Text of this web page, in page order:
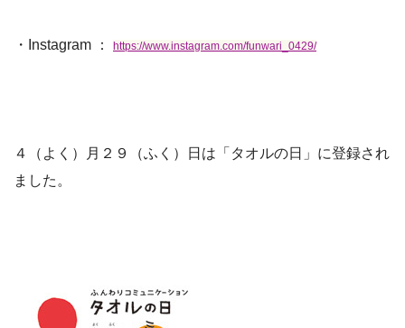
・Instagram ： https://www.instagram.com/funwari_0429/
４（よく）月２９（ふく）日は「タオルの日」に登録され
ました。